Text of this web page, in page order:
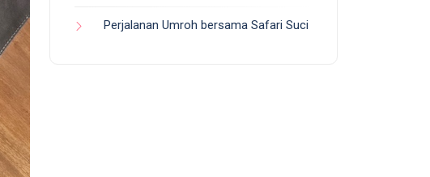
Perjalanan Umroh bersama Safari Suci